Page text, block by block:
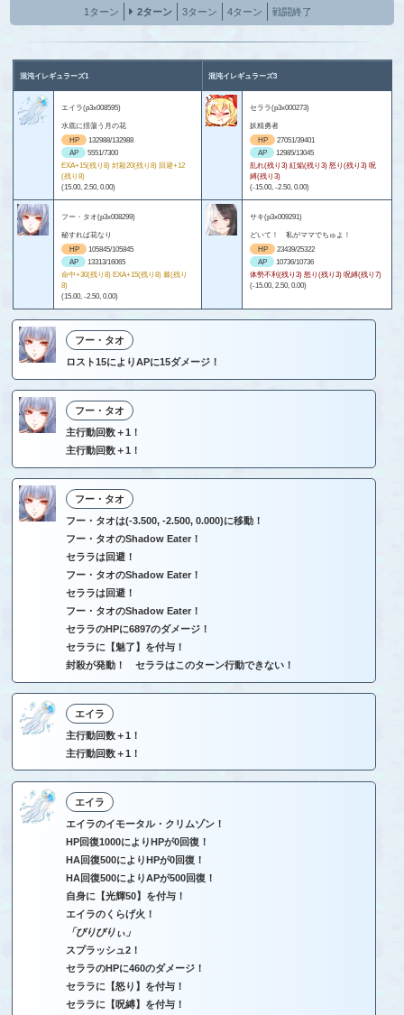
1ターン 2ターン 3ターン 4ターン 戦闘終了
混沌イレギュラーズ1 混沌イレギュラーズ3
エイラ(p3x008595)
水底に揺蕩う月の花
HP
132988/132988
AP
5551/7300
EXA+15(残り8) 封殺20(残り8) 回避+12
(残り8)
(15.00, 2.50, 0.00)
セララ(p3x000273)
妖精勇者
HP
27051/39401
AP
12985/13045
乱れ(残り3) 紅焔(残り3) 怒り(残り3) 呪
縛(残り3)
(-15.00, -2.50, 0.00)
フー・タオ(p3x008299)
秘すれば花なり
HP
105845/105845
AP
13313/16065
命中+30(残り8) EXA+15(残り8) 棘(残り
8)
(15.00, -2.50, 0.00)
サキ(p3x009291)
どいて！ 私がママでちゅよ！
HP
23439/25322
AP
10736/10736
体勢不利(残り3) 怒り(残り3) 呪縛(残り7)
(-15.00, 2.50, 0.00)
フー・タオ
ロスト15によりAPに15ダメージ！
フー・タオ
主行動回数＋1！
主行動回数＋1！
フー・タオ
フー・タオは(-3.500, -2.500, 0.000)に移動！
フー・タオのShadow Eater！
セララは回避！
フー・タオのShadow Eater！
セララは回避！
フー・タオのShadow Eater！
セララのHPに6897のダメージ！
セララに【魅了】を付与！
封殺が発動！ セララはこのターン行動できない！
エイラ
主行動回数＋1！
主行動回数＋1！
エイラ
エイラのイモータル・クリムゾン！
HP回復1000によりHPが0回復！
HA回復500によりHPが0回復！
HA回復500によりAPが500回復！
自身に【光輝50】を付与！
エイラのくらげ火！
「びりびりぃ」
スプラッシュ2！
セララのHPに460のダメージ！
セララに【怒り】を付与！
セララに【呪縛】を付与！